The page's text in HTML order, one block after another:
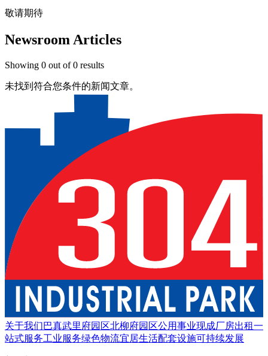
敬请期待
Newsroom Articles
Showing 0 out of0 results
未找到符合您条件的新闻文章。
关于我们巴真武里府园区北柳府园区公用事业现成厂房出租一
站式服务工业服务绿色物流宜居生活配套设施可持续发展